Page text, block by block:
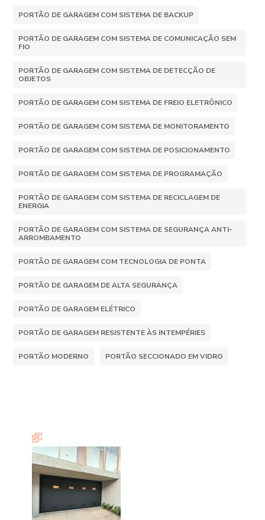
PORTÃO DE GARAGEM COM SISTEMA DE BACKUP
PORTÃO DE GARAGEM COM SISTEMA DE COMUNICAÇÃO SEM
FIO
PORTÃO DE GARAGEM COM SISTEMA DE DETECÇÃO DE
OBJETOS
PORTÃO DE GARAGEM COM SISTEMA DE FREIO ELETRÔNICO
PORTÃO DE GARAGEM COM SISTEMA DE MONITORAMENTO
PORTÃO DE GARAGEM COM SISTEMA DE POSICIONAMENTO
PORTÃO DE GARAGEM COM SISTEMA DE PROGRAMAÇÃO
PORTÃO DE GARAGEM COM SISTEMA DE RECICLAGEM DE
ENERGIA
PORTÃO DE GARAGEM COM SISTEMA DE SEGURANÇA ANTI-
ARROMBAMENTO
PORTÃO DE GARAGEM COM TECNOLOGIA DE PONTA
PORTÃO DE GARAGEM DE ALTA SEGURANÇA
PORTÃO DE GARAGEM ELÉTRICO
PORTÃO DE GARAGEM RESISTENTE ÀS INTEMPÉRIES
PORTÃO MODERNO PORTÃO SECCIONADO EM VIDRO